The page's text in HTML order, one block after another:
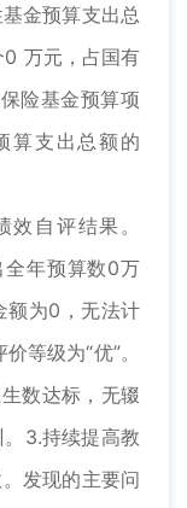
金预算支出总
万元，占国有
险基金预算项
算支出总额的
自评结果。
年预算数0万
额为0，无法计
等级为“优”。
数达标，无辍
3.持续提高教
发现的主要问